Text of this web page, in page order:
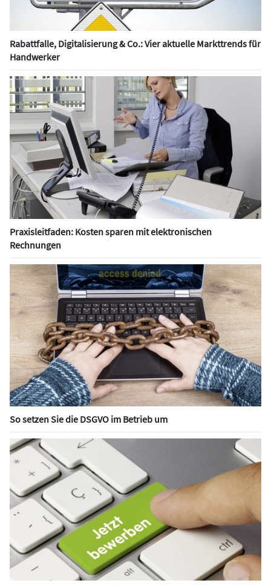
Rabattfalle, Digitalisierung & Co.: Vier aktuelle Markttrends für
Handwerker
Praxisleitfaden: Kosten sparen mit elektronischen
Rechnungen
So setzen Sie die DSGVO im Betrieb um